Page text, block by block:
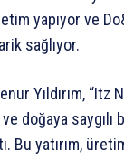
yapıyor ve
sağlıyor.
Yıldırım, “Itz
ve doğaya
Bu yatırım,